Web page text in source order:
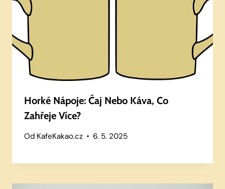
Horké Nápoje: Čaj Nebo Káva, Co
Zahřeje Více?
Od KafeKakao.cz 6. 5. 2025